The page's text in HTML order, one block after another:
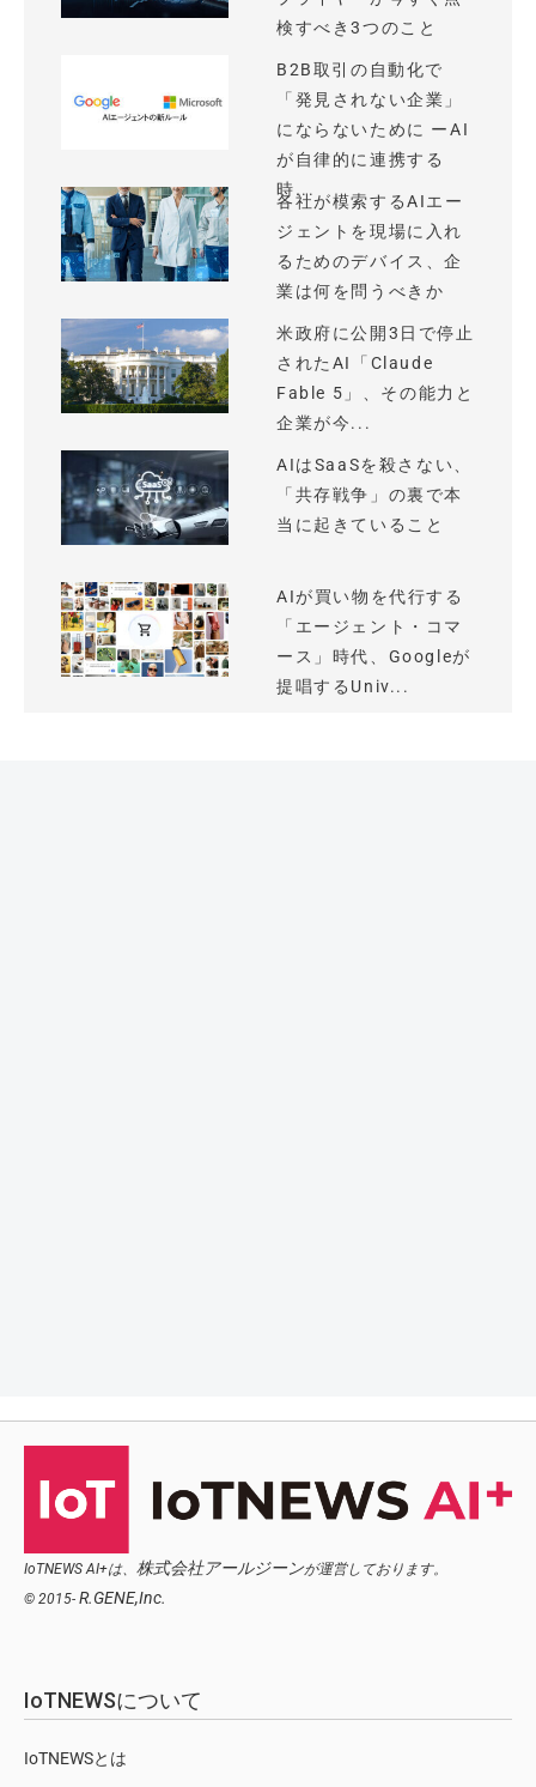
検すべき3つのこと
B2B取引の自動化で
「発見されない企業」
にならないために ーAI
が自律的に連携する
時...
各社が模索するAIエー
ジェントを現場に入れ
るためのデバイス、企
業は何を問うべきか
米政府に公開3日で停止
されたAI「Claude
Fable 5」、その能力と
企業が今...
AIはSaaSを殺さない、
「共存戦争」の裏で本
当に起きていること
AIが買い物を代行する
「エージェント・コマ
ース」時代、Googleが
提唱するUniv...
IoTNEWS AI+は、 株式会社アールジーンが運営しております。
© 2015- R.GENE,Inc.
IoTNEWSについて
IoTNEWSとは